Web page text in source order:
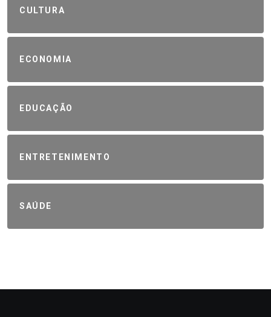
CULTURA
ECONOMIA
EDUCAÇÃO
ENTRETENIMENTO
SAÚDE